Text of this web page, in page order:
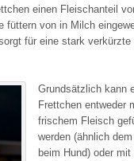
einen Fleischanteil
füttern von in Milch
für eine stark verkürzte
Grundsätzlich kann
Frettchen entweder
frischem Fleisch
werden (ähnlich
beim Hund) oder mit